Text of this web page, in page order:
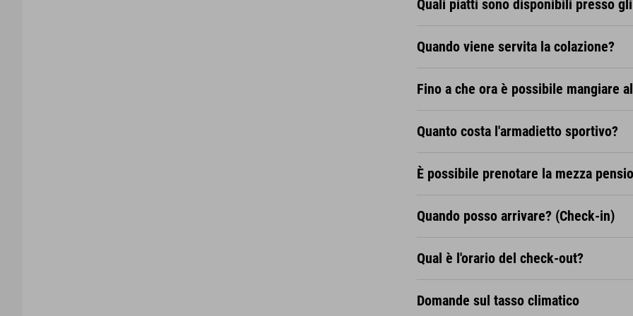
Kitzbühel
Con l'"Okto-Wanderbus" puoi
ottobre 2024.
Quali piatti sono disponibili presso
Quando viene servita la colazione?
Fino a che ora è possibile mangiare
Quanto costa l'armadietto sportivo?
È possibile prenotare la mezza
Quando posso arrivare? (Check-in)
Qual è l'orario del check-out?
Domande sul tasso climatico